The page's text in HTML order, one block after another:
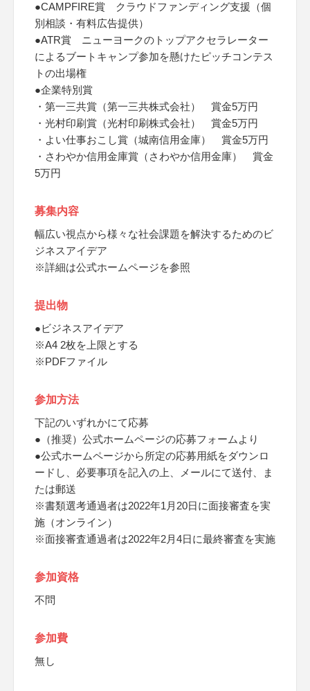
●CAMPFIRE賞 クラウドファンディング支援（個
別相談・有料広告提供）
●ATR賞 ニューヨークのトップアクセラレーター
によるブートキャンプ参加を懸けたピッチコンテス
トの出場権
●企業特別賞
・第一三共賞（第一三共株式会社） 賞金5万円
・光村印刷賞（光村印刷株式会社） 賞金5万円
・よい仕事おこし賞（城南信用金庫） 賞金5万円
・さわやか信用金庫賞（さわやか信用金庫） 賞金
5万円
募集内容
幅広い視点から様々な社会課題を解決するためのビ
ジネスアイデア
※詳細は公式ホームページを参照
提出物
●ビジネスアイデア
※A4 2枚を上限とする
※PDFファイル
参加方法
下記のいずれかにて応募
●（推奨）公式ホームページの応募フォームより
●公式ホームページから所定の応募用紙をダウンロ
ードし、必要事項を記入の上、メールにて送付、ま
たは郵送
※書類選考通過者は2022年1月20日に面接審査を実
施（オンライン）
※面接審査通過者は2022年2月4日に最終審査を実施
参加資格
不問
参加費
無し